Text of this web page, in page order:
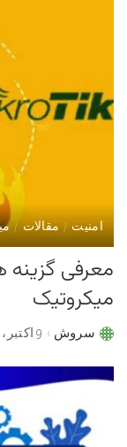
امنیت مقالات
معرفی گزینه
میکروتیک
Postedسروش 9 اکتبر، 2024